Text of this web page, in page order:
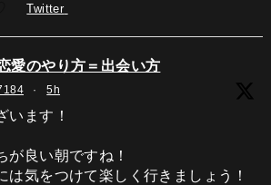
Twitter
愛のやり方＝出会い方
· 5h
います！
が良い朝ですね！
は気をつけて楽しく行きましょう！